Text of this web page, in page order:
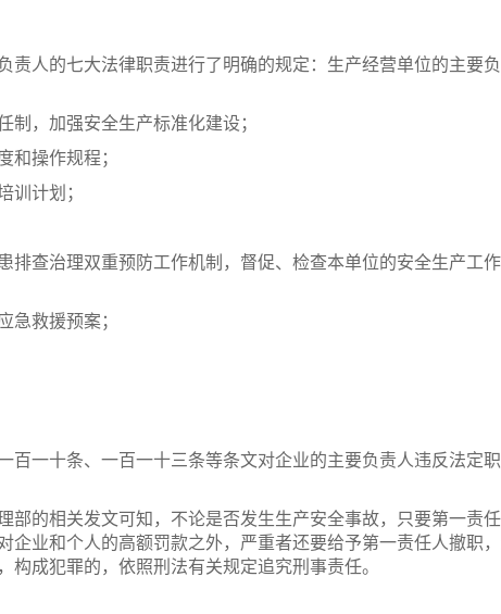
责人的七大法律职责进行了明确的规定：生产经营单位的主要
制，加强安全生产标准化建设；
和操作规程；
训计划；
排查治理双重预防工作机制，督促、检查本单位的安全生产工作
急救援预案；
百一十条、一百一十三条等条文对企业的主要负责人违反法定
部的相关发文可知，不论是否发生生产安全事故，只要第一责
企业和个人的高额罚款之外，严重者还要给予第一责任人撤职
成犯罪的，依照刑法有关规定追究刑事责任。